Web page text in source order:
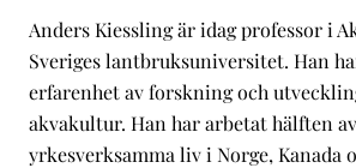
Anders Kiessling är idag professor i
Sveriges lantbruksuniversitet. Han
erfarenhet av forskning och
akvakultur. Han har arbetat hälften
yrkesverksamma liv i Norge, Kanada